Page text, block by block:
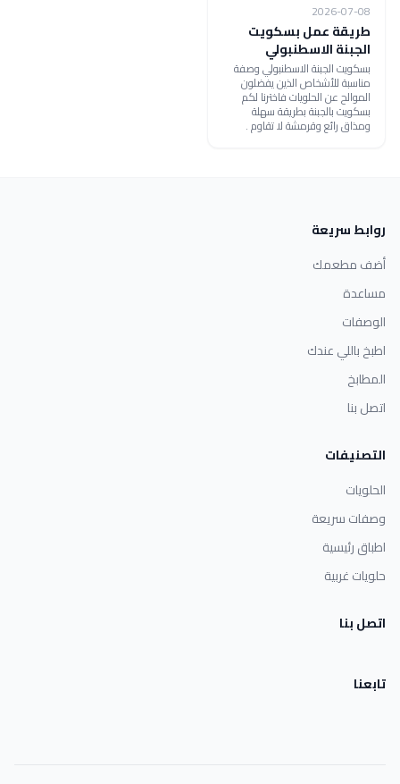
2026-07-08
طريقة عمل بسكويت
الجبنة الاسطنبولي
بسكويت الجبنة الاسطنبولي وصفة
مناسبة للأشخاص الذين يفضلون
الموالح عن الحلويات فاخترنا لكم
بسكويت بالجبنة بطريقة سهلة
ومذاق رائع وقرمشة لا تقاوم .
روابط سريعة
أضف مطعمك
مساعدة
الوصفات
اطبخ باللي عندك
المطابخ
اتصل بنا
التصنيفات
الحلويات
وصفات سريعة
اطباق رئيسية
حلويات غربية
اتصل بنا
تابعنا